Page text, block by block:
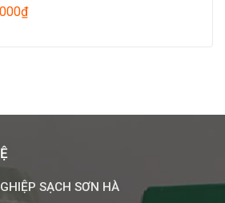
₫
SẠCH SƠN HÀ